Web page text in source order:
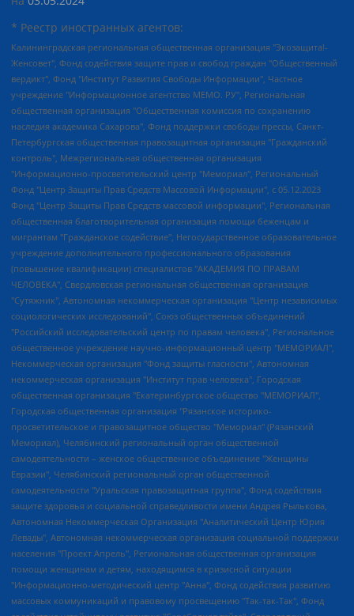
* Реестр иностранных агентов:
Калининградская региональная общественная организация "Экозащита!-Женсовет", Фонд содействия защите прав и свобод граждан "Общественный вердикт", Фонд "Институт Развития Свободы Информации", Частное учреждение "Информационное агентство МЕМО. РУ", Региональная общественная организация "Общественная комиссия по сохранению наследия академика Сахарова", Фонд поддержки свободы прессы, Санкт-Петербургская общественная правозащитная организация "Гражданский контроль", Межрегиональная общественная организация "Информационно-просветительский центр "Мемориал", Региональный Фонд "Центр Защиты Прав Средств Массовой Информации", с 05.12.2023 Фонд "Центр Защиты Прав Средств массовой информации", Региональная общественная благотворительная организация помощи беженцам и мигрантам "Гражданское содействие", Негосударственное образовательное учреждение дополнительного профессионального образования (повышение квалификации) специалистов "АКАДЕМИЯ ПО ПРАВАМ ЧЕЛОВЕКА", Свердловская региональная общественная организация "Сутяжник", Автономная некоммерческая организация "Центр независимых социологических исследований", Союз общественных объединений "Российский исследовательский центр по правам человека", Региональное общественное учреждение научно-информационный центр "МЕМОРИАЛ", Некоммерческая организация "Фонд защиты гласности", Автономная некоммерческая организация "Институт прав человека", Городская общественная организация "Екатеринбургское общество "МЕМОРИАЛ", Городская общественная организация "Рязанское историко-просветительское и правозащитное общество "Мемориал" (Рязанский Мемориал), Челябинский региональный орган общественной самодеятельности – женское общественное объединение "Женщины Евразии", Челябинский региональный орган общественной самодеятельности "Уральская правозащитная группа", Фонд содействия защите здоровья и социальной справедливости имени Андрея Рылькова, Автономная Некоммерческая Организация "Аналитический Центр Юрия Левады", Автономная некоммерческая организация социальной поддержки населения "Проект Апрель", Региональная общественная организация помощи женщинам и детям, находящимся в кризисной ситуации "Информационно-методический центр "Анна", Фонд содействия развитию массовых коммуникаций и правовому просвещению "Так-так-Так", Фонд содействия устойчивому развитию "Серебряная тайга", Свердловский региональный общественный фонд социальных проектов "Новое время", "Idel.Реалии", Кавказ.Реалии, Крым.Реалии, Телеканал Настоящее Время, Татаро-башкирская служба Радио Свобода (Azatliq Radiosi), Радио Свободная Европа/Радио Свобода (PCE/PC), "Сибирь.Реалии", "Фактограф", Благотворительный фонд помощи осужденным и их семьям, Автономная некоммерческая организация "Институт глобализации и социальных движений", Фонд "В защиту прав заключенных", Частное учреждение "Центр поддержки и содействия развитию средств массовой информации", Пензенский региональный общественный благотворительный фонд "Гражданский союз", "Север.Реалии", Некоммерческая организация Фонд "Правовая инициатива", Общество с ограниченной ответственностью "Радио Свободная Европа/Радио Свобода", Чешское информационное агентство "MEDIUM-ORIENT", Красноярская региональная общественная организация "Мы против СПИДа", Камалягин Денис Николаевич, Маркелов Сергей Евгеньевич, Пономарев Лев Александрович, Савицкая Людмила Алексеевна, Автономная некоммерческая организация "Центр по работе с проблемой насилия "НАСИЛИЮ.НЕТ", Межрегиональный профессиональный союз работников здравоохранения "Альянс врачей", Юридическое лицо, зарегистрированное в Латвийской Республике, SIA "Medusa Project" (регистрационный номер 40103797863, дата регистрации 10.06.2014), Некоммерческая организация "Фонд по борьбе с коррупцией", Автономная некоммерческая организация "Институт права и публичной политики", Баданин Роман Сергеевич, Гликин Максим Александрович, Железнова Мария Михайловна, Лукьянова Юлия Сергеевна, Маетная Елизавета Витальевна, Маняхин Петр Борисович, Чуракова Ольга Владимировна, Ярош Юлия Петровна, Юридическое лицо "The Insider SIA", зарегистрированное в Риге, Латвийская Республика (дата регистрации 26.06.2015), являющееся администратором доменного имени интернет-издания "The Insider SIA", https://theins.ru, Постернак Алексей Евгеньевич, Рубин Михаил Аркадьевич, Анин Роман Александрович, Юридическое лицо Istories fonds, зарегистрированное в Латвийской Республике (регистрационный номер 50008295751, дата регистрации 24.02.2020), Великовский Дмитрий Александрович, Долинина Ирина Николаевна, Мароховская Алеся Алексеевна, Шлейнов Роман Юрьевич, Шмагун Олеся Валентиновна, Общество с ограниченной ответственностью "Альтаир 2021", Общество с ограниченной ответственностью "Вега 2021", Общество с ограниченной ответственностью "Главный редактор 2021", Общество с ограниченной ответственностью "Ромашки монолит", Важенков Артем Валерьевич, Ивановская областная общественная организация "Центр гендерных исследований", Гурман Юрий Альбертович, Медиапроект "ОВД-Инфо", Егоров Владимир Владимирович, Жилинский Владимир Александрович, Общество с ограниченной ответственностью "ЗП", Иванова София Юрьевна, Карезина Инна Павловна, Кильтау Екатерина Викторовна, Петров Алексей Викторович, Пискунов Сергей Евгеньевич, Смирнов Сергей Сергеевич, Тихонов Михаил Сергеевич, Общество с ограниченной ответственностью "ЖУРНАЛИСТ-ИНОСТРАННЫЙ АГЕНТ", Арапова Галина Юрьевна, Вольтская Татьяна Анатольевна, Американская компания "Mason G.E.S. Anonymous Foundation" (США), являющаяся владельцем интернет-издания https://mnews.world/, Компания "Stichting Bellingcat", зарегистрированная в Нидерландах (дата регистрации 11.07.2018), Захаров Андрей Вячеславович, Клепиковская Екатерина Дмитриевна, Общество с ограниченной ответственностью "МЕМО", Перл Роман Александрович, Симонов Евгений Алексеевич, Соловьева Елена Анатольевна, Сотников Даниил Владимирович, Сурначева Елизавета Дмитриевна, Автономная некоммерческая организация по защите прав человека и информированию населения "Якутия – Наше Мнение", Общество с ограниченной ответственностью "Москоу диджитал медиа", с 26.01.2023 Общество с ограниченной ответственностью "Чайка Белые сады", Ветошкина Валерия Валерьевна, Заговора Максим Александрович, Межрегиональное общественное движение "Российская ЛГБТ - сеть", Оленичев Максим Владимирович, Павлов Иван Юрьевич, Скворцова Елена Сергеевна, Общество с ограниченной ответственностью "Как бы инагент", Кочетков Игорь Викторович, Общество с ограниченной ответственностью "Честные выборы", Еланчик Олег Александрович, Общество с ограниченной ответственностью "Нобелевский призыв", Гималова Регина Эмилевна, Григорьев Андрей Валерьевич, Григорьева Алина Александровна, Ассоциация по содействию защите прав призывников, альтернативнослужащих и военнослужащих "Правозащитная группа "Гражданин.Армия.Право", Хисамова Регина Фаритовна, Автономная некоммерческая организация по реализации социально-правовых программ "Лилит", Дальневосточное общественное движение "Маяк", Санкт-Петербургская ЛГБТ-инициативная группа "Выход", Инициативная группа ЛГБТ+ "Реверс", Алексеев Андрей Викторович, Бекбулатова Таисия Львовна, Беляев Иван Михайлович, Владыкина Елена Сергеевна, Гельман Марат Александрович, Никульшина Вероника Юрьевна, Толоконникова Надежда Андреевна, Шендерович Виктор Анатольевич, Общество с ограниченной ответственностью "Данное сообщение", Общество с ограниченной ответственностью Издательский дом "Новая глава", Айнбиндер Александра Александровна, Московский комьюнити-центр для ЛГБТ+инициатив, Благотворительный фонд развития филантропии, Deutsche Welle (Германия, Kurt-Schumacher-Strasse 3, 53113 Bonn), Борзунова Мария Михайловна, Воробьев Виктор Викторович, Голубева Анна Львовна, Константинова Алла Михайловна, Малкова Ирина Владимировна, Мурадов Мурад Абдулгалимович, Осетинская Елизавета Николаевна, Понасенков Евгений Николаевич, Ганапольский Матвей Юрьевич, Киселев Евгений Алексеевич, Борухович Ирина Григорьевна, Дремин Иван Тимофеевич, Дубровский Дмитрий Викторович, Красноярская региональная общественная организация поддержки и развития альтернативных образовательных технологий и межкультурных коммуникаций "ИНТЕРРА", Маяковская Екатерина Алексеевна, Фейгин Марк Захарович, Филимонов Андрей Викторович, Дзугкоева Регина Николаевна, Доброхотов Роман Александрович, Дудь Юрий Александрович, Елкин Сергей Владимирович, Кругликов Кирилл Игоревич, Сабунаева Мария Леонидовна, Семенов Алексей Владимирович, Шаинян Карен Багратович, Шульман Екатерина Михайловна, Асафьев Артур Валерьевич, Вахштайн Виктор Семенович, Венедиктов Алексей Алексеевич, Лушникова Екатерина Евгеньевна, Волков Леонид Михайлович, Невзоров Александр Глебович, Пархоменко Сергей Борисович, Сироткин Ярослав Николаевич, Кара-Мурза Владимир Владимирович, Баранова Наталья Владимировна, Гозман Леонид Яковлевич, Кагарлицкий Борис Юльевич, Климарев Михаил Валерьевич, Милов Владимир Станиславович, Автономная некоммерческая организация Краснодарский центр современного искусства "Типография", Моргенштерн Алишер Тагирович, Соболь Любовь Эдуардовна, Общество с ограниченной ответственностью "ЛИЗА НОРМ", Каспаров Гарри Кимович, Ходорковский Михаил Борисович, Общество с ограниченной ответственностью "Апрельские тезисы", Данилович Ирина Брониславовна, Кашин Олег Владимирович, Петров Николай Владимирович, Пивоваров Алексей Владимирович, Соколов Михаил Владимирович, Цветкова Юлия Владимировна, Чичваркин Евгений Александрович, Комитет против пыток/Команда против пыток, Общество с ограниченной ответственностью "Первый научный", Общество с ограниченной ответственностью "Вертолет и ко", Белоцерковская Вероника Борисовна, Кац Максим Евгеньевич, Лазарева Татьяна Юрьевна, Шаведдинов Руслан Табризович, Яшин Илья Валерьевич, Общество с ограниченной ответственностью "Иноагент ААВ", Алешковский Дмитрий Петрович, Альбац Евгения Марковна, Быков Дмитрий Львович, Галямина Юлия Евгеньевна, Лойко Сергей Леонидович, Мартынов Кирилл Константинович, Медведев Сергей Александрович, Крашенинников Федор Геннадиевич, Гордеева Катерина Вл